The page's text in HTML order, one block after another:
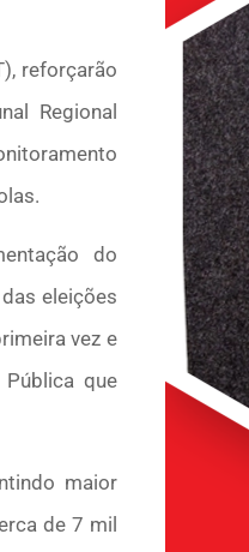
reforçarão
Regional
do
eleições
vez e
que
maior
de 7 mil